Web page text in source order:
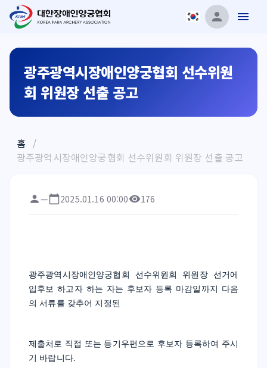
광주광역시장애인양궁협회 선수위원
회 위원장 선출 공고
홈 /
광주광역시장애인양궁협회 선수위원회 위원장 선출 공고
— 2025.01.16 00:00 176
광주광역시장애인양궁협회 선수위원회 위원장 선거에
입후보 하고자 하는 자는 후보자 등록 마감일까지 다음
의 서류를 갖추어 지정된
제출처로 직접 또는 등기우편으로 후보자 등록하여 주시
기 바랍니다.